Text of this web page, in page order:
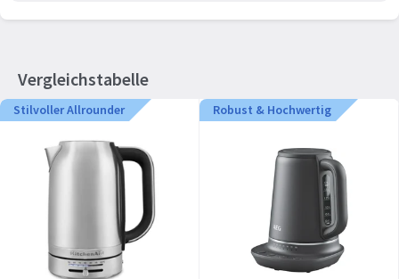
Vergleichstabelle
Stilvoller Allrounder Robust & Hochwertig